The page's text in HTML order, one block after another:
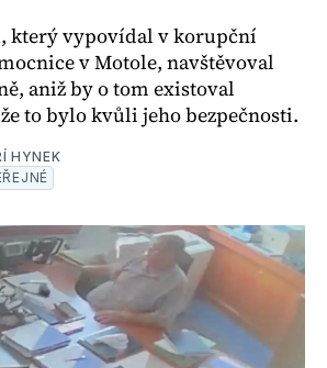
který vypovídal v korupční
v Motole, navštěvoval
aniž by o tom existoval
to bylo kvůli jeho bezpečnosti.
HYNEK